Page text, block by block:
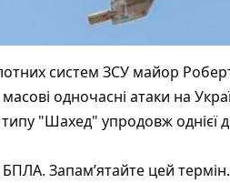
систем ЗСУ майор
одночасні атаки на
типу "Шахед" упродовж
Запамʼятайте цей